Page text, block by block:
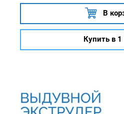
В
Купить в 1